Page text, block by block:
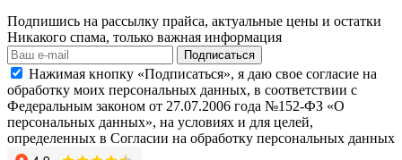
Подпишись на рассылку прайса, актуальные цены и остатки
Никакого спама, только важная информация
Подписаться
Нажимая кнопку «Подписаться», я даю свое согласие на
обработку моих персональных данных, в соответствии с
Федеральным законом от 27.07.2006 года №152-ФЗ «О
персональных данных», на условиях и для целей,
определенных в Согласии на обработку персональных данных